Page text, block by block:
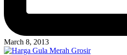
March 8, 2013